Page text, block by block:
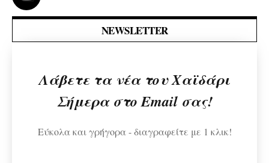
NEWSLETTER
Λάβετε τα νέα του Χαϊδάρι
Σήμερα στο Email σας!
Εύκολα και γρήγορα - διαγραφείτε με 1 κλικ!